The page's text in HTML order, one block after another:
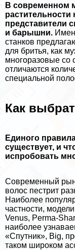
В современном
растительности
представители
и барышни.
станков
для бритья, как
многоразовые
отличаются
специальной
Как
Единого
существует, и
испробовать
Современный
волос пестрит
Наиболее
частности,
Venus, Perma-
наиболее
«Спутник», Big,
таком широком